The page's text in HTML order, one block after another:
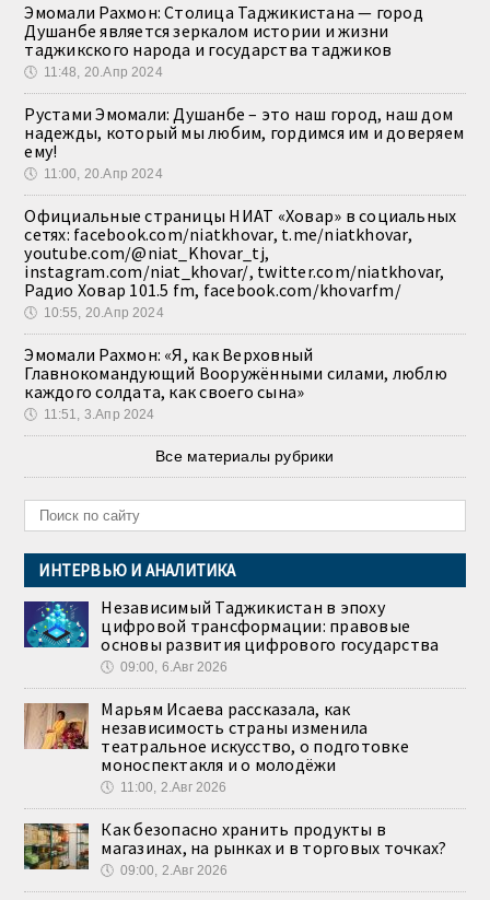
Эмомали Рахмон: Столица Таджикистана — город
Душанбе является зеркалом истории и жизни
таджикского народа и государства таджиков
🕔 11:48, 20.Апр 2024
Рустами Эмомали: Душанбе – это наш город, наш дом
надежды, который мы любим, гордимся им и доверяем
ему!
🕔 11:00, 20.Апр 2024
Официальные страницы НИАТ «Ховар» в социальных
сетях: facebook.com/niatkhovar, t.me/niatkhovar,
youtube.com/@niat_Khovar_tj,
instagram.com/niat_khovar/, twitter.com/niatkhovar,
Радио Ховар 101.5 fm, facebook.com/khovarfm/
🕔 10:55, 20.Апр 2024
Эмомали Рахмон: «Я, как Верховный
Главнокомандующий Вооружёнными силами, люблю
каждого солдата, как своего сына»
🕔 11:51, 3.Апр 2024
Все материалы рубрики
ИНТЕРВЬЮ И АНАЛИТИКА
Независимый Таджикистан в эпоху
цифровой трансформации: правовые
основы развития цифрового государства
🕔 09:00, 6.Авг 2026
Марьям Исаева рассказала, как
независимость страны изменила
театральное искусство, о подготовке
моноспектакля и о молодёжи
🕔 11:00, 2.Авг 2026
Как безопасно хранить продукты в
магазинах, на рынках и в торговых точках?
🕔 09:00, 2.Авг 2026